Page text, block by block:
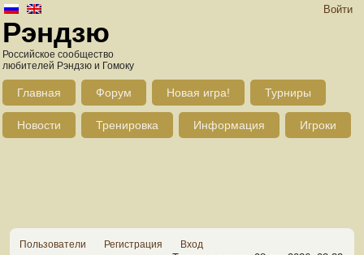
Войти
Рэндзю
Российское сообщество
любителей Рэндзю и Гомоку
Главная Форум Новая игра! Турниры
Новости Тренировка Информация Игроки
Пользователи Регистрация Вход